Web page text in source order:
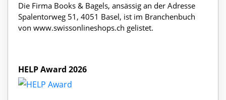
Die Firma Books & Bagels, ansässig an der Adresse
Spalentorweg 51, 4051 Basel, ist im Branchenbuch
von www.swissonlineshops.ch gelistet.
HELP Award 2026